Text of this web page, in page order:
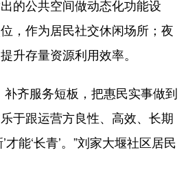
的公共空间做动态化功能设
，作为居民社交休闲场所；夜
升存量资源利用效率。
齐服务短板，把惠民实事做到
于跟运营方良性、高效、长期
才能‘长青’。”刘家大堰社区居民